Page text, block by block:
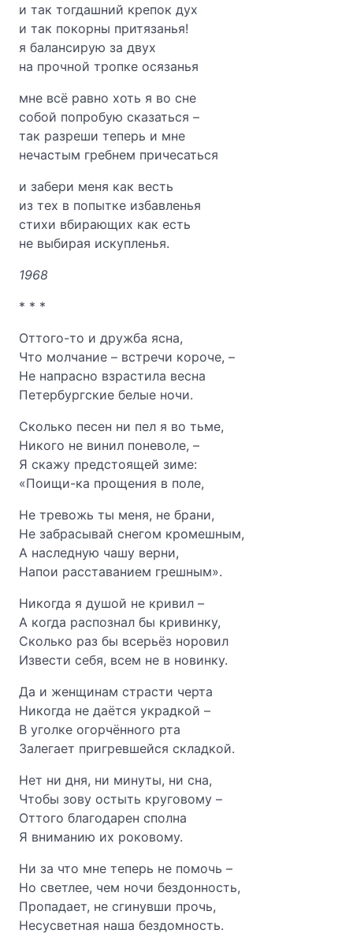
и так тогдашний крепок дух
и так покорны притязанья!
я балансирую за двух
на прочной тропке осязанья
мне всё равно хоть я во сне
собой попробую сказаться –
так разреши теперь и мне
нечастым гребнем причесаться
и забери меня как весть
из тех в попытке избавленья
стихи вбирающих как есть
не выбирая искупленья.
1968
* * *
Оттого-то и дружба ясна,
Что молчание – встречи короче, –
Не напрасно взрастила весна
Петербургские белые ночи.
Сколько песен ни пел я во тьме,
Никого не винил поневоле, –
Я скажу предстоящей зиме:
«Поищи-ка прощения в поле,
Не тревожь ты меня, не брани,
Не забрасывай снегом кромешным,
А наследную чашу верни,
Напои расставанием грешным».
Никогда я душой не кривил –
А когда распознал бы кривинку,
Сколько раз бы всерьёз норовил
Извести себя, всем не в новинку.
Да и женщинам страсти черта
Никогда не даётся украдкой –
В уголке огорчённого рта
Залегает пригревшейся складкой.
Нет ни дня, ни минуты, ни сна,
Чтобы зову остыть круговому –
Оттого благодарен сполна
Я вниманию их роковому.
Ни за что мне теперь не помочь –
Но светлее, чем ночи бездонность,
Пропадает, не сгинувши прочь,
Несусветная наша бездомность.